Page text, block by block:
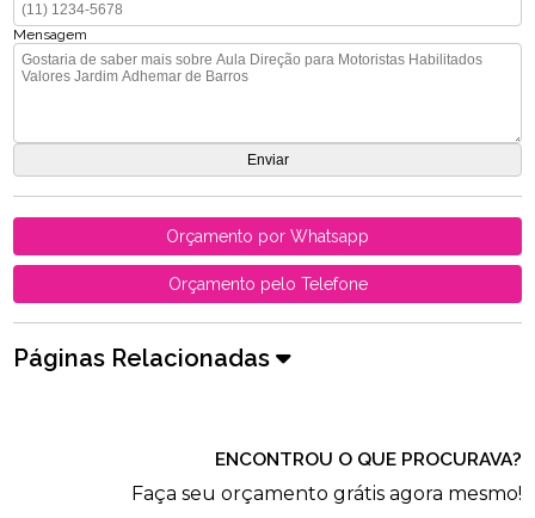
Mensagem
Orçamento por Whatsapp
Orçamento pelo Telefone
Páginas Relacionadas
ENCONTROU O QUE PROCURAVA?
Faça seu orçamento grátis agora mesmo!